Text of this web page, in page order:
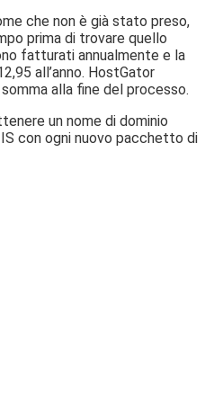
che non è già stato preso,
prima di trovare quello
fatturati annualmente e la
all’anno. HostGator
alla fine del processo.
un nome di dominio
con ogni nuovo pacchetto di